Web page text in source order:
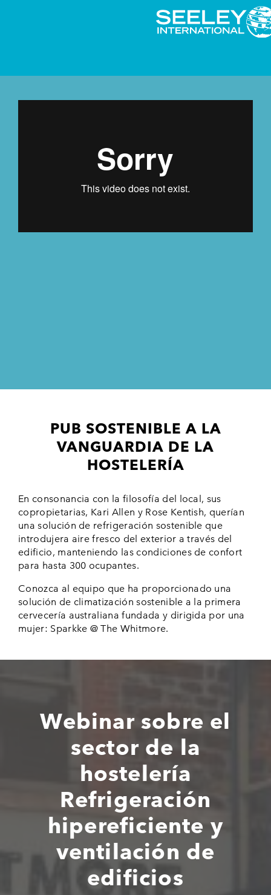
PUB SOSTENIBLE A LA
VANGUARDIA DE LA
HOSTELERÍA
En consonancia con la filosofía del local, sus
copropietarias, Kari Allen y Rose Kentish, querían
una solución de refrigeración sostenible que
introdujera aire fresco del exterior a través del
edificio, manteniendo las condiciones de confort
para hasta 300 ocupantes.
Conozca al equipo que ha proporcionado una
solución de climatización sostenible a la primera
cervecería australiana fundada y dirigida por una
mujer: Sparkke @ The Whitmore.
Webinar sobre el
sector de la
hostelería
Refrigeración
hipereficiente y
ventilación de
edificios